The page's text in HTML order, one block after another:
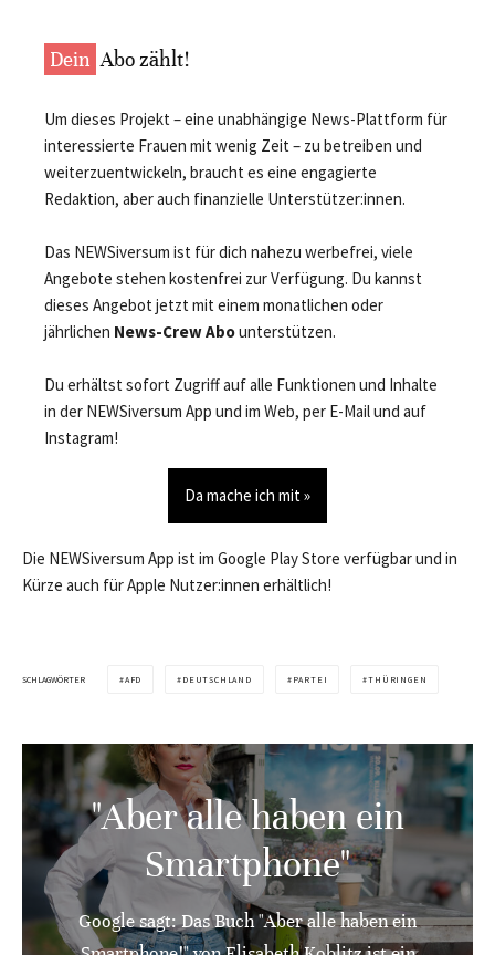
Dein Abo zählt!
Um dieses Projekt – eine unabhängige News-Plattform für
interessierte Frauen mit wenig Zeit – zu betreiben und
weiterzuentwickeln, braucht es eine engagierte
Redaktion, aber auch finanzielle Unterstützer:innen.
Das NEWSiversum ist für dich nahezu werbefrei, viele
Angebote stehen kostenfrei zur Verfügung. Du kannst
dieses Angebot jetzt mit einem monatlichen oder
jährlichen News-Crew Abounterstützen.
Du erhältst sofort Zugriff auf alle Funktionen und Inhalte
in der NEWSiversum App und im Web, per E-Mail und auf
Instagram!
Da mache ich mit »
Die NEWSiversum App ist im Google Play Store verfügbar und in
Kürze auch für Apple Nutzer:innen erhältlich!
SCHLAGWÖRTER AFD DEUTSCHLAND PARTEI THÜRINGEN
"Aber alle haben ein
Smartphone"
Google sagt: Das Buch "Aber alle haben ein